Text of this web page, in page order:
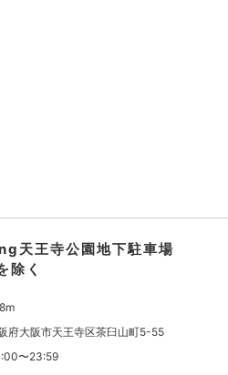
王寺公園地下駐車場
除く
府大阪市天王寺区茶臼山町5-55
〜23:59